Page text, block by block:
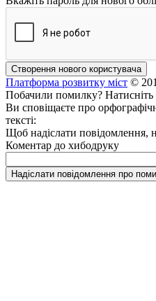
Платформа розвитку міст ©
Побачили помилку?
Ви сповіщаєте про
тексті:
Щоб надіслати повідомлення,
Коментар до хибодруку